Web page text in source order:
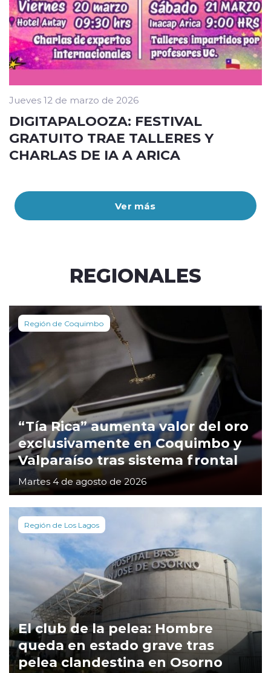
Ver más
Jueves 12 de marzo de 2026
DIGITAPALOOZA: FESTIVAL
GRATUITO TRAE TALLERES Y
CHARLAS DE IA A ARICA
REGIONALES
Región de Coquimbo
“Tía Rica” aumenta valor del oro
exclusivamente en Coquimbo y
Valparaíso tras sistema frontal
Martes 4 de agosto de 2026
Región de Los Lagos
El club de la pelea: Hombre
queda en estado grave tras
pelea clandestina en Osorno